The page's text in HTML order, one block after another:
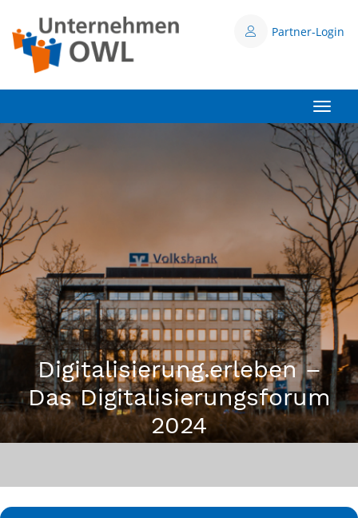
Partner-Login
Digitalisierung.erleben –
Das Digitalisierungsforum
2024